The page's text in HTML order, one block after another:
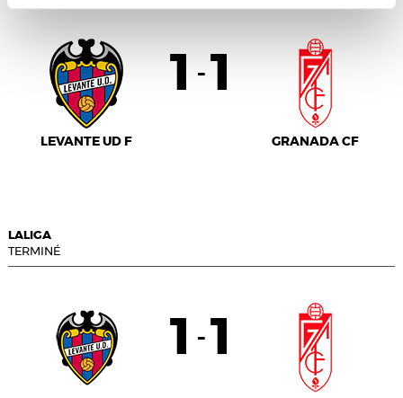
LEVANTE UD F
1 - 1
GRANADA CF
LALIGA
TERMINÉ
1 - 1